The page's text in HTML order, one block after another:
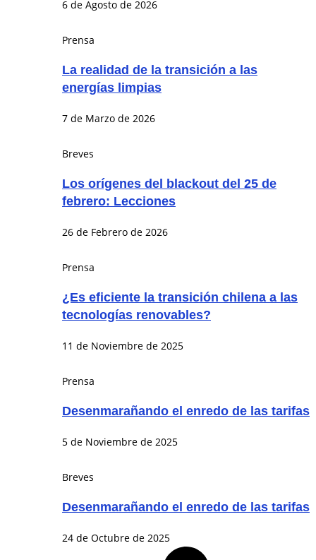
6 de Agosto de 2026
Prensa
La realidad de la transición a las
energías limpias
7 de Marzo de 2026
Breves
Los orígenes del blackout del 25 de
febrero: Lecciones
26 de Febrero de 2026
Prensa
¿Es eficiente la transición chilena a las
tecnologías renovables?
11 de Noviembre de 2025
Prensa
Desenmarañando el enredo de las tarifas
5 de Noviembre de 2025
Breves
Desenmarañando el enredo de las tarifas
24 de Octubre de 2025